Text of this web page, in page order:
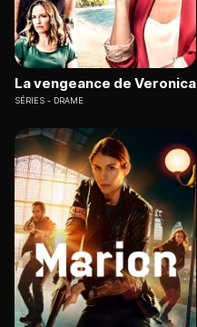
La vengeance de Veronica
SÉRIES DRAME